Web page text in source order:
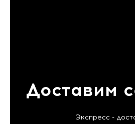
Доставим
Экспресс -